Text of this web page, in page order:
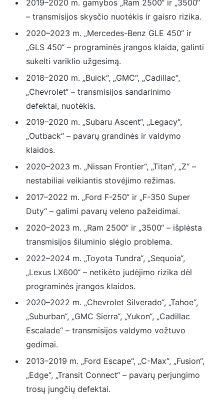
2019–2020 m. gamybos „Ram 2500“ ir „3500“
– transmisijos skysčio nuotėkis ir gaisro rizika.
2020–2023 m. „Mercedes-Benz GLE 450“ ir
„GLS 450“ – programinės įrangos klaida, galinti
sukelti variklio užgesimą.
2018–2020 m. „Buick“, „GMC“, „Cadillac“,
„Chevrolet“ – transmisijos sandarinimo
defektai, nuotėkis.
2019–2020 m. „Subaru Ascent“, „Legacy“,
„Outback“ – pavarų grandinės ir valdymo
klaidos.
2020–2023 m. „Nissan Frontier“, „Titan“, „Z“ –
nestabiliai veikiantis stovėjimo režimas.
2017–2022 m. „Ford F-250“ ir „F-350 Super
Duty“ – galimi pavarų veleno pažeidimai.
2020–2023 m. „Ram 2500“ ir „3500“ – išplėsta
transmisijos šiluminio slėgio problema.
2022–2024 m. „Toyota Tundra“, „Sequoia“,
„Lexus LX600“ – netikėto judėjimo rizika dėl
programinės įrangos klaidos.
2020–2022 m. „Chevrolet Silverado“, „Tahoe“,
„Suburban“, „GMC Sierra“, „Yukon“, „Cadillac
Escalade“ – transmisijos valdymo vožtuvo
gedimai.
2013–2019 m. „Ford Escape“, „C-Max“, „Fusion“,
„Edge“, „Transit Connect“ – pavarų perjungimo
trosų jungčių defektai.